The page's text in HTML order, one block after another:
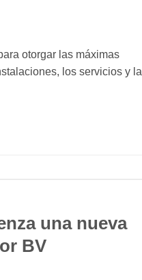
otorgar las máximas
los servicios y la
una nueva
BV